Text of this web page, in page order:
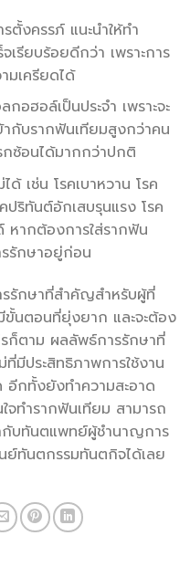
งครรภ์ แนะนำให้ทำ
รียบร้อยดีกว่า เพราะการ
มเครียดได้
อฮอล์เป็นประจำ เพราะจะ
ากับรากฟันเทียมสูงกว่าคน
กซ้อนได้มากกว่าปกติ
ด้ เช่น โรคเบาหวาน โรค
ปริทันต์อักเสบรุนแรง โรค
หากต้องการใส่รากฟัน
รักษาอยู่ก่อน
รรักษาที่สำคัญสำหรับผู้ที่
นตอนที่ยุ่งยาก และจะต้อง
รก็ตาม ผลลัพธ์การรักษาที่
มีประสิทธิภาพการใช้งาน
กทั้งยังทำความสะอาด
จทำรากฟันเทียม สามารถ
กับทันตแพทย์ผู้ชำนาญการ
ย์ทันตกรรมทันตกิจได้เลย